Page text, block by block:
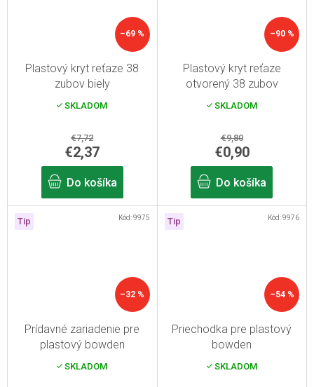
–69 %
Plastový kryt reťaze 38
zubov biely
SKLADOM
€7,72
€2,37
Do košíka
–90 %
Plastový kryt reťaze
otvorený 38 zubov
SKLADOM
€9,80
€0,90
Do košíka
Tip
–32 %
Prídavné zariadenie pre
plastový bowden
SKLADOM
Kód:9975 Tip
–54 %
Priechodka pre plastový
bowden
SKLADOM
Kód:9976